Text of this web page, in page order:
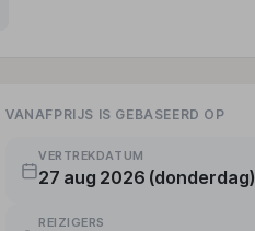
VANAFPRIJS IS GEBASEERD OP
VERTREKDATUM
27 aug 2026 (donderdag)
REIZIGERS